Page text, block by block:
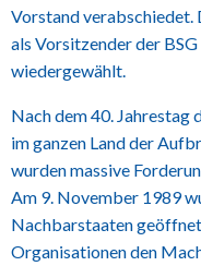
Vorstand verabschiedet.
als Vorsitzender der
wiedergewählt.
Nach dem 40. Jahrestag
im ganzen Land der
wurden massive
Am 9. November 1989
Nachbarstaaten
Organisationen den